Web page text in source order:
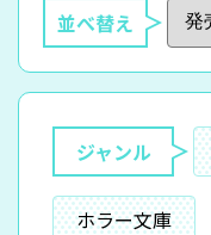
並べ替え
ジャンル
ホラー文庫